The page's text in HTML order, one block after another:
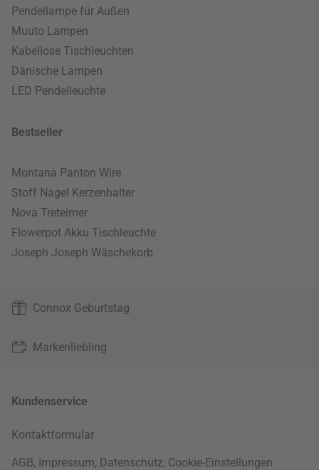
Pendellampe für Außen
Muuto Lampen
Kabellose Tischleuchten
Dänische Lampen
LED Pendelleuchte
Bestseller
Montana Panton Wire
Stoff Nagel Kerzenhalter
Nova Treteimer
Flowerpot Akku Tischleuchte
Joseph Joseph Wäschekorb
Connox Geburtstag
Markenliebling
Kundenservice
Kontaktformular
AGB, Impressum, Datenschutz, Cookie-Einstellungen